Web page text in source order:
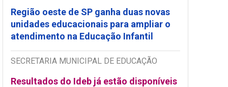
Região oeste de SP ganha duas novas
unidades educacionais para ampliar o
atendimento na Educação Infantil
SECRETARIA MUNICIPAL DE EDUCAÇÃO
Resultados do Ideb já estão disponíveis